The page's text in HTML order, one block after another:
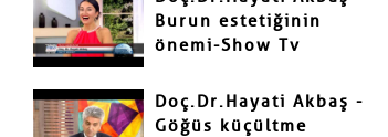
Burun estetiğinin
önemi-Show Tv
Doç.Dr.Hayati Akbaş -
Göğüs küçültme